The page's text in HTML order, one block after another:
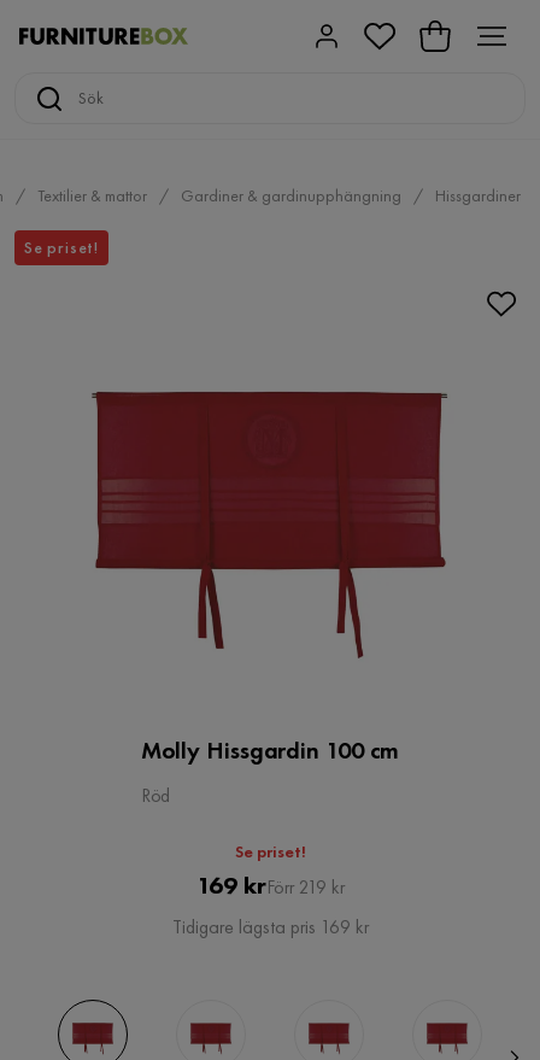
Textilier & mattor Gardiner & gardinupphängning Hissgardiner
Se priset!
Molly Hissgardin 100 cm
Röd
Se priset!
Pris
169 krOriginal
Pris
Förr 219 kr
Tidigare lägsta pris 169 kr